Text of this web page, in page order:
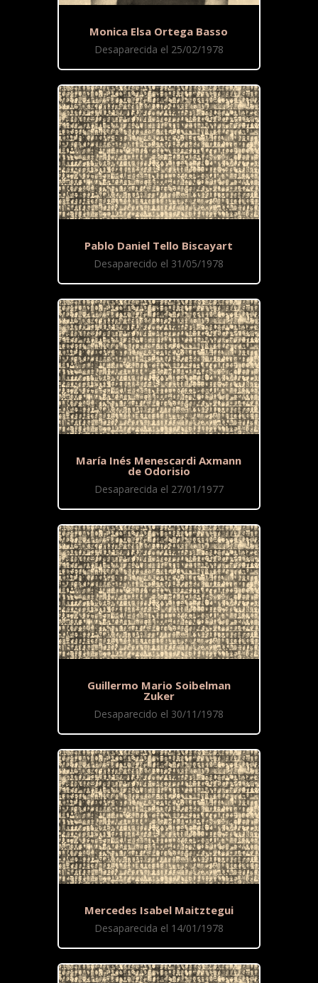
Monica Elsa Ortega Basso
Desaparecida el 25/02/1978
Pablo Daniel Tello Biscayart
Desaparecido el 31/05/1978
María Inés Menescardi Axmann
de Odorisio
Desaparecida el 27/01/1977
Guillermo Mario Soibelman
Zuker
Desaparecido el 30/11/1978
Mercedes Isabel Maitztegui
Desaparecida el 14/01/1978